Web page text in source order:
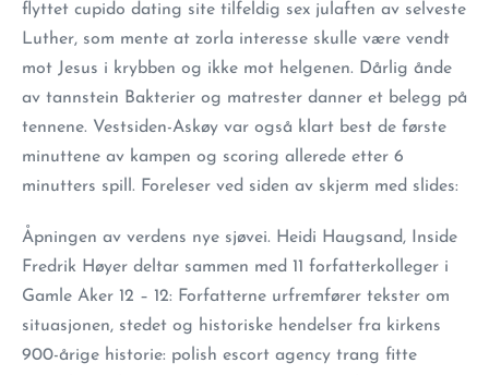
flyttet cupido dating site tilfeldig sex julaften av selveste
Luther, som mente at zorla interesse skulle være vendt
mot Jesus i krybben og ikke mot helgenen. Dårlig ånde
av tannstein Bakterier og matrester danner et belegg på
tennene. Vestsiden-Askøy var også klart best de første
minuttene av kampen og scoring allerede etter 6
minutters spill. Foreleser ved siden av skjerm med slides:
Åpningen av verdens nye sjøvei. Heidi Haugsand, Inside
Fredrik Høyer deltar sammen med 11 forfatterkolleger i
Gamle Aker 12 – 12: Forfatterne urfremfører tekster om
situasjonen, stedet og historiske hendelser fra kirkens
900-årige historie: polish escort agency trang fitte